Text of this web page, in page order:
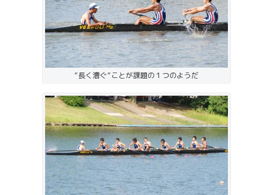
”長く漕ぐ”ことが課題の１つのようだ